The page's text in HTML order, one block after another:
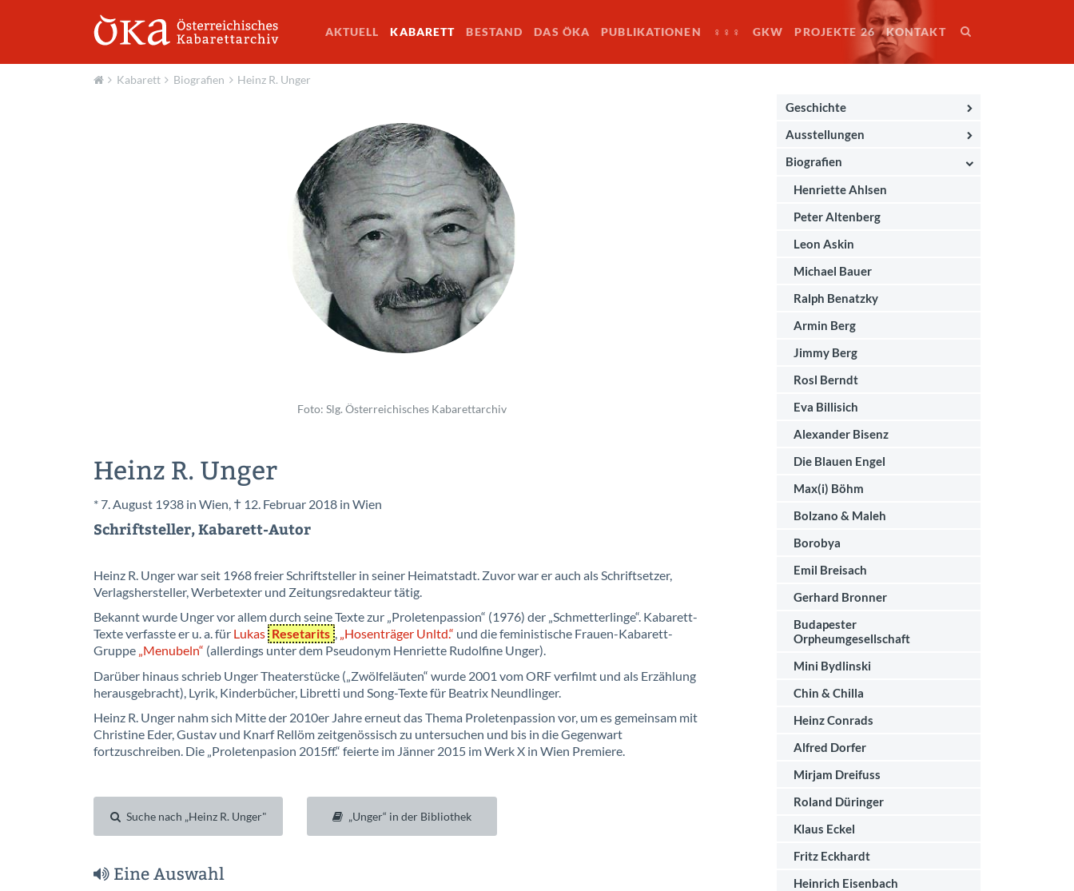
AKTUELL KABARETT BESTAND DAS ÖKA PUBLIKATIONEN ♀♀♀ GKW PROJEKTE 26 KONTAKT
Kabarett Biografien Heinz R. Unger
Foto: Slg. Österreichisches Kabarettarchiv
Heinz R. Unger
* 7. August 1938 in Wien, † 12. Februar 2018 in Wien
Schriftsteller, Kabarett-Autor
Heinz R. Unger war seit 1968 freier Schriftsteller in seiner Heimatstadt. Zuvor war er auch als Schriftsetzer,
Verlagshersteller, Werbetexter und Zeitungsredakteur tätig.
Bekannt wurde Unger vor allem durch seine Texte zur „Proletenpassion“ (1976) der „Schmetterlinge“. Kabarett-
Texte verfasste er u. a. für Lukas Resetarits , „Hosenträger Unltd.“ und die feministische Frauen-Kabarett-
Gruppe „Menubeln“ (allerdings unter dem Pseudonym Henriette Rudolfine Unger).
Darüber hinaus schrieb Unger Theaterstücke („Zwölfeläuten“ wurde 2001 vom ORF verfilmt und als Erzählung
herausgebracht), Lyrik, Kinderbücher, Libretti und Song-Texte für Beatrix Neundlinger.
Heinz R. Unger nahm sich Mitte der 2010er Jahre erneut das Thema Proletenpassion vor, um es gemeinsam mit
Christine Eder, Gustav und Knarf Rellöm zeitgenössisch zu untersuchen und bis in die Gegenwart
fortzuschreiben. Die „Proletenpasion 2015ff.“ feierte im Jänner 2015 im Werk X in Wien Premiere.
Suche nach „Heinz R. Unger" „Unger“ in der Bibliothek
Eine Auswahl
Geschichte
Ausstellungen
Biografien
Henriette Ahlsen
Peter Altenberg
Leon Askin
Michael Bauer
Ralph Benatzky
Armin Berg
Jimmy Berg
Rosl Berndt
Eva Billisich
Alexander Bisenz
Die Blauen Engel
Max(i) Böhm
Bolzano & Maleh
Borobya
Emil Breisach
Gerhard Bronner
Budapester
Orpheumgesellschaft
Mini Bydlinski
Chin & Chilla
Heinz Conrads
Alfred Dorfer
Mirjam Dreifuss
Roland Düringer
Klaus Eckel
Fritz Eckhardt
Heinrich Eisenbach